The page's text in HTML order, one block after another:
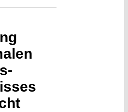
About
Submissions